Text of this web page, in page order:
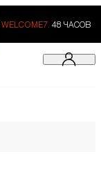
WELCOME7. 48 ЧАСОВ